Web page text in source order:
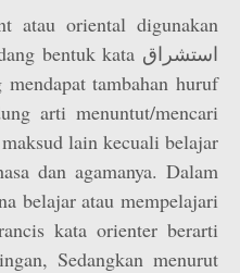
atau oriental digunakan
arti menuntut/mencari
lain kecuali belajar
dan agamanya. Dalam
belajar atau mempelajari
kata orienter berarti
Sedangkan menurut